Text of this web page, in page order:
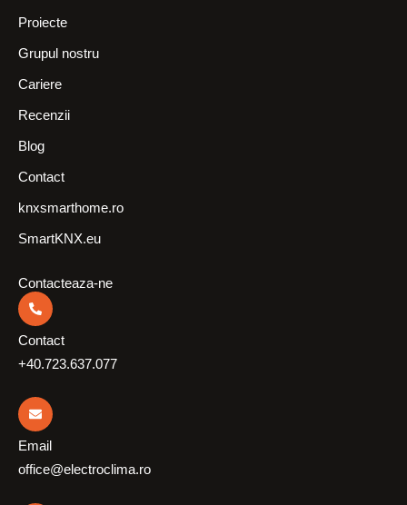
Proiecte
Grupul nostru
Cariere
Recenzii
Blog
Contact
knxsmarthome.ro
SmartKNX.eu
Contacteaza-ne
Contact
+40.723.637.077
Email
office@electroclima.ro